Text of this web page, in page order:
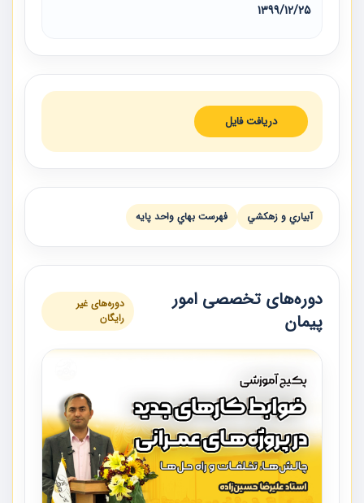
1399/12/25
دریافت فایل
آبياري و زهكشي فهرست بهاي واحد پايه
دوره‌های تخصصی امور
پیمان
دوره‌های غیر
رایگان